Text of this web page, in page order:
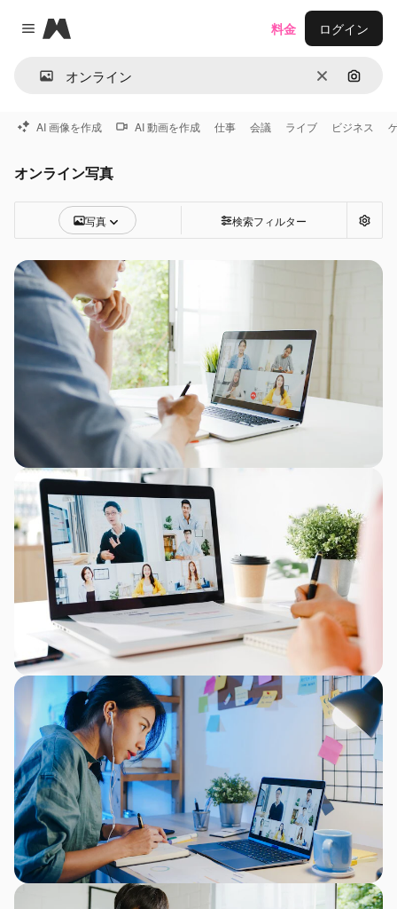
Close menu
Magnific
消去 画像で
料金 ログイン
AI 画像を作成 AI 動画を作成 仕事 会議 ライブ ビジネス
オンライン写真
写真 検索フィルター